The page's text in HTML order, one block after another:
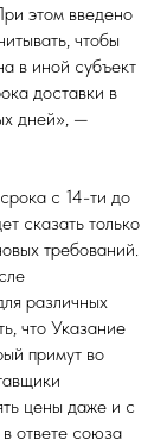
этом введено
чтобы
в иной субъект
доставки в
дней», —
с 14-ти до
сказать только
требований.
различных
что Указание
примут во
цены даже и с
ответе союза